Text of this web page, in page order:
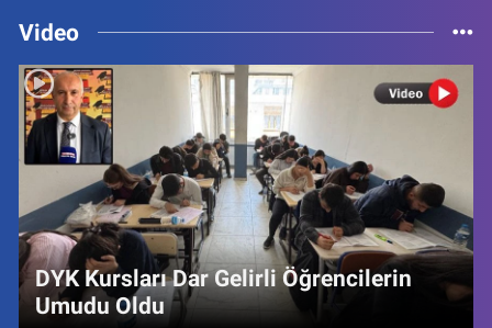
Video
DYK Kursları Dar Gelirli Öğrencilerin
Umudu Oldu